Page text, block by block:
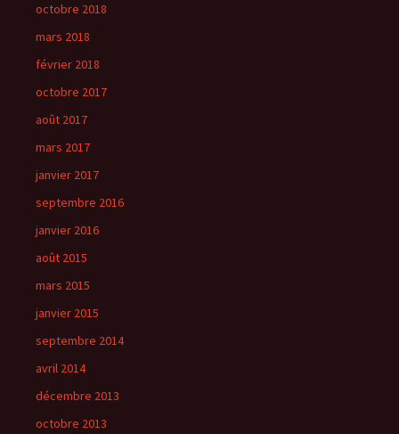
octobre 2018
mars 2018
février 2018
octobre 2017
août 2017
mars 2017
janvier 2017
septembre 2016
janvier 2016
août 2015
mars 2015
janvier 2015
septembre 2014
avril 2014
décembre 2013
octobre 2013